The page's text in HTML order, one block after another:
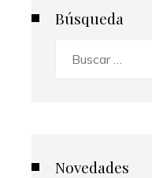
Búsqueda
Novedades